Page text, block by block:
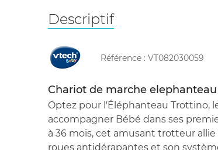
Descriptif
Référence : VT082030059
Chariot de marche
Optez pour l'Éléphanteau Trottino,
accompagner Bébé dans ses
à 36 mois, cet amusant trotteur
roues antidérapantes et son